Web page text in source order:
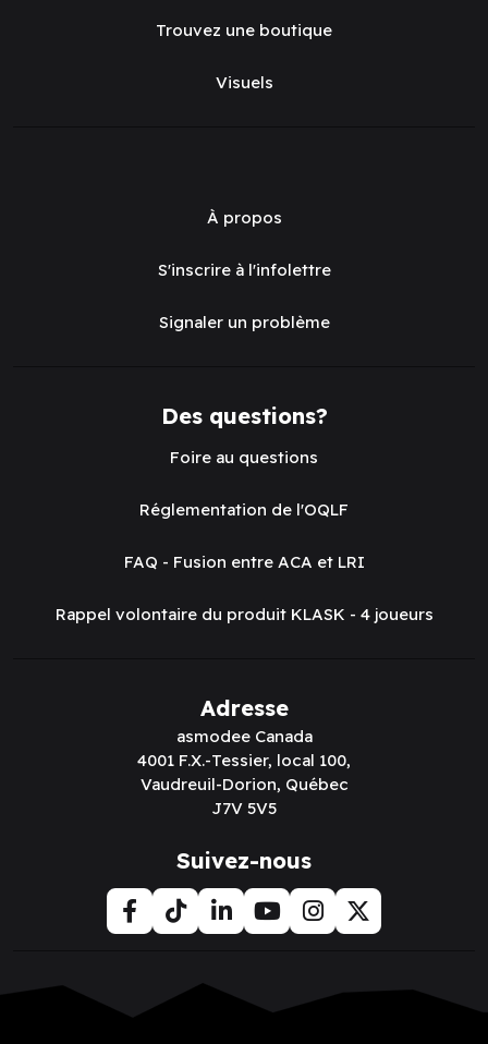
Trouvez une boutique
Visuels
À propos
S'inscrire à l'infolettre
Signaler un problème
Des questions?
Foire au questions
Réglementation de l'OQLF
FAQ - Fusion entre ACA et LRI
Rappel volontaire du produit KLASK - 4 joueurs
Adresse
asmodee Canada
4001 F.X.-Tessier, local 100,
Vaudreuil-Dorion, Québec
J7V 5V5
Suivez-nous